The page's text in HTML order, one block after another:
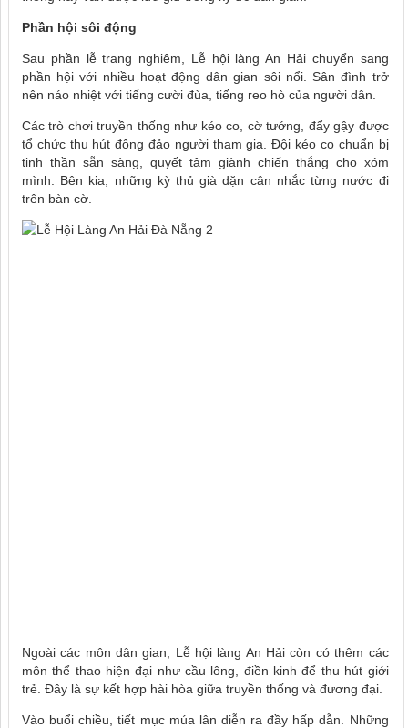
Phần hội sôi động
Sau phần lễ trang nghiêm, Lễ hội làng An Hải chuyển sang
phần hội với nhiều hoạt động dân gian sôi nổi. Sân đình trở
nên náo nhiệt với tiếng cười đùa, tiếng reo hò của người dân.
Các trò chơi truyền thống như kéo co, cờ tướng, đẩy gậy được
tổ chức thu hút đông đảo người tham gia. Đội kéo co chuẩn bị
tinh thần sẵn sàng, quyết tâm giành chiến thắng cho xóm
mình. Bên kia, những kỳ thủ già dặn cân nhắc từng nước đi
trên bàn cờ.
Ngoài các môn dân gian, Lễ hội làng An Hải còn có thêm các
môn thể thao hiện đại như cầu lông, điền kinh để thu hút giới
trẻ. Đây là sự kết hợp hài hòa giữa truyền thống và đương đại.
Vào buổi chiều, tiết mục múa lân diễn ra đầy hấp dẫn. Những